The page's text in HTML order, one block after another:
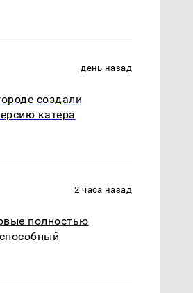
день назад
создали
катера
2 часа назад
полностью